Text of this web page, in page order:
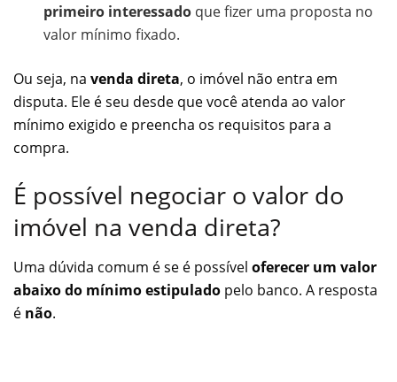
primeiro interessado que fizer uma proposta no
valor mínimo fixado.
Ou seja, na venda direta, o imóvel não entra em
disputa. Ele é seu desde que você atenda ao valor
mínimo exigido e preencha os requisitos para a
compra.
É possível negociar o valor do
imóvel na venda direta?
Uma dúvida comum é se é possível oferecer um valor
abaixo do mínimo estipulado pelo banco. A resposta
é não.